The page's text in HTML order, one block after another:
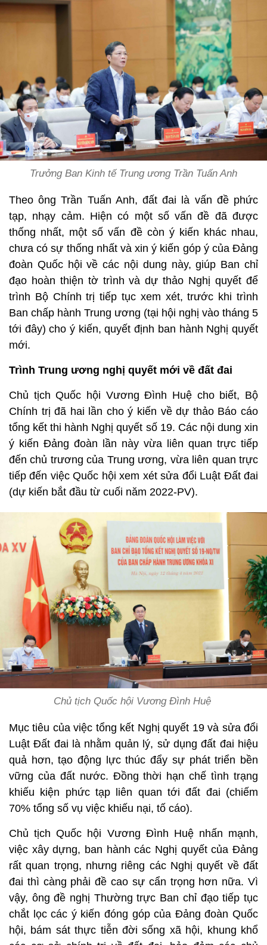
Trưởng Ban Kinh tế Trung ương Trần Tuấn Anh
Theo ông Trần Tuấn Anh, đất đai là vấn đề phức
tạp, nhạy cảm. Hiện có một số vấn đề đã được
thống nhất, một số vấn đề còn ý kiến khác nhau,
chưa có sự thống nhất và xin ý kiến góp ý của Đảng
đoàn Quốc hội về các nội dung này, giúp Ban chỉ
đạo hoàn thiện tờ trình và dự thảo Nghị quyết để
trình Bộ Chính trị tiếp tục xem xét, trước khi trình
Ban chấp hành Trung ương (tại hội nghị vào tháng 5
tới đây) cho ý kiến, quyết định ban hành Nghị quyết
mới.
Trình Trung ương nghị quyết mới về đất đai
Chủ tịch Quốc hội Vương Đình Huệ cho biết, Bộ
Chính trị đã hai lần cho ý kiến về dự thảo Báo cáo
tổng kết thi hành Nghị quyết số 19. Các nội dung xin
ý kiến Đảng đoàn lần này vừa liên quan trực tiếp
đến chủ trương của Trung ương, vừa liên quan trực
tiếp đến việc Quốc hội xem xét sửa đổi Luật Đất đai
(dự kiến bắt đầu từ cuối năm 2022-PV).
Chủ tịch Quốc hội Vương Đình Huệ
Mục tiêu của việc tổng kết Nghị quyết 19 và sửa đổi
Luật Đất đai là nhằm quản lý, sử dụng đất đai hiệu
quả hơn, tạo động lực thúc đẩy sự phát triển bền
vững của đất nước. Đồng thời hạn chế tình trạng
khiếu kiện phức tạp liên quan tới đất đai (chiếm
70% tổng số vụ việc khiếu nại, tố cáo).
Chủ tịch Quốc hội Vương Đình Huệ nhấn mạnh,
việc xây dựng, ban hành các Nghị quyết của Đảng
rất quan trọng, nhưng riêng các Nghị quyết về đất
đai thì càng phải đề cao sự cẩn trọng hơn nữa. Vì
vậy, ông đề nghị Thường trực Ban chỉ đạo tiếp tục
chắt lọc các ý kiến đóng góp của Đảng đoàn Quốc
hội, bám sát thực tiễn đời sống xã hội, khung khổ